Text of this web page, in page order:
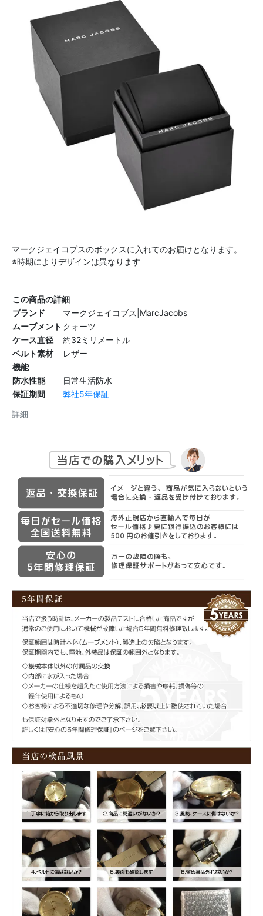
マークジェイコブスのボックスに入れてのお届けとなります。
※時期によりデザインは異なります
詳細
この商品の詳細
ブランド
マークジェイコブス|MarcJacobs
ムーブメント クォーツ
ケース直径
約32ミリメートル
ベルト素材
レザー
機能
防水性能
日常生活防水
保証期間
弊社5年保証